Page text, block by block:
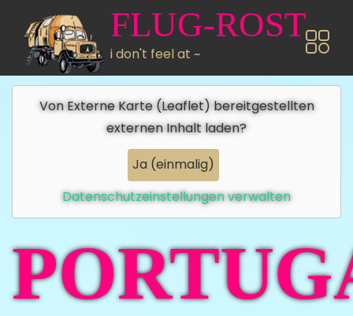
Direkt zum Inhalt FLUG-ROST
i don't feel at ~
VonExterne Karte (Leaflet)bereitgestellten
externen Inhalt laden?
Ja (einmalig)
Datenschutzeinstellungen verwalten